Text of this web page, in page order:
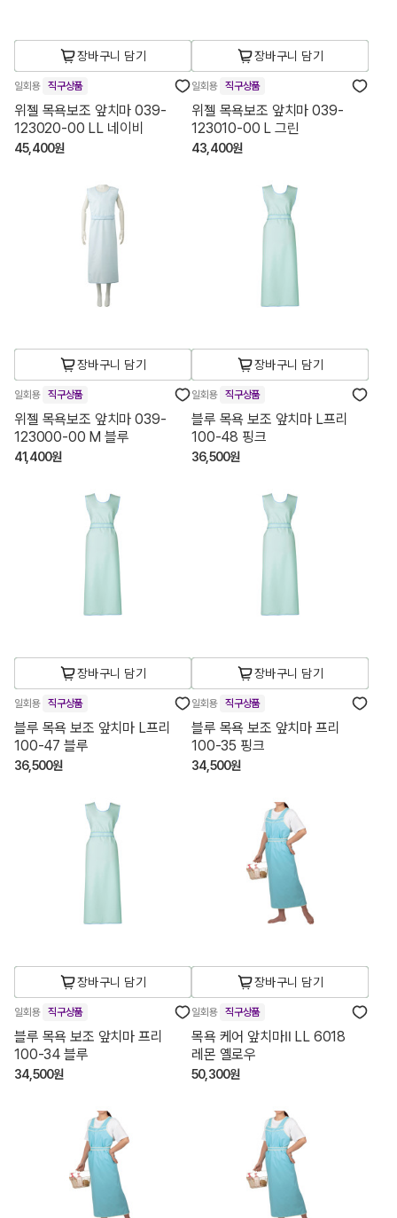
장바구니 담기
일회용 직구상품
위젤 목욕보조 앞치마 039-
123020-00 LL 네이비
45,400원
장바구니 담기
일회용 직구상품
위젤 목욕보조 앞치마 039-
123010-00 L 그린
43,400원
장바구니 담기
일회용 직구상품
위젤 목욕보조 앞치마 039-
123000-00 M 블루
41,400원
장바구니 담기
일회용 직구상품
블루 목욕 보조 앞치마 L프리
100-48 핑크
36,500원
장바구니 담기
일회용 직구상품
블루 목욕 보조 앞치마 L프리
100-47 블루
36,500원
장바구니 담기
일회용 직구상품
블루 목욕 보조 앞치마 프리
100-35 핑크
34,500원
장바구니 담기
일회용 직구상품
블루 목욕 보조 앞치마 프리
100-34 블루
34,500원
장바구니 담기
일회용 직구상품
목욕 케어 앞치마Ⅱ LL 6018
레몬 옐로우
50,300원